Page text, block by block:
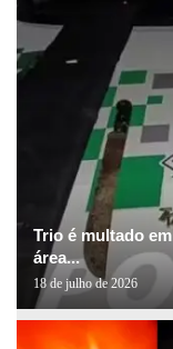
Trio é multado
área...
18 de julho de 2026